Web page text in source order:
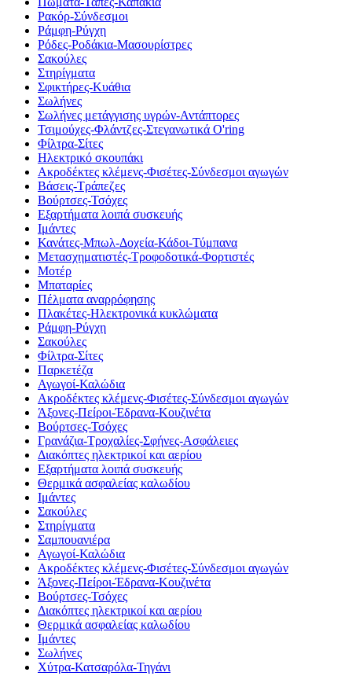
Ρακόρ-Σύνδεσμοι
Ράμφη-Ρύγχη
Ρόδες-Ροδάκια-Μασουρίστρες
Σακούλες
Στηρίγματα
Σφικτήρες-Κυάθια
Σωλήνες
Σωλήνες μετάγγισης υγρών-Αντάπτορες
Τσιμούχες-Φλάντζες-Στεγανωτικά O'ring
Φίλτρα-Σίτες
Ηλεκτρικό σκουπάκι
Ακροδέκτες κλέμενς-Φισέτες-Σύνδεσμοι αγωγών
Βάσεις-Τράπεζες
Βούρτσες-Τσόχες
Εξαρτήματα λοιπά συσκευής
Ιμάντες
Κανάτες-Μπωλ-Δοχεία-Κάδοι-Τύμπανα
Μετασχηματιστές-Τροφοδοτικά-Φορτιστές
Μοτέρ
Μπαταρίες
Πέλματα αναρρόφησης
Πλακέτες-Ηλεκτρονικά κυκλώματα
Ράμφη-Ρύγχη
Σακούλες
Φίλτρα-Σίτες
Παρκετέζα
Αγωγοί-Καλώδια
Ακροδέκτες κλέμενς-Φισέτες-Σύνδεσμοι αγωγών
Άξονες-Πείροι-Έδρανα-Κουζινέτα
Βούρτσες-Τσόχες
Γρανάζια-Τροχαλίες-Σφήνες-Ασφάλειες
Διακόπτες ηλεκτρικοί και αερίου
Εξαρτήματα λοιπά συσκευής
Θερμικά ασφαλείας καλωδίου
Ιμάντες
Σακούλες
Στηρίγματα
Σαμπουανιέρα
Αγωγοί-Καλώδια
Ακροδέκτες κλέμενς-Φισέτες-Σύνδεσμοι αγωγών
Άξονες-Πείροι-Έδρανα-Κουζινέτα
Βούρτσες-Τσόχες
Διακόπτες ηλεκτρικοί και αερίου
Θερμικά ασφαλείας καλωδίου
Ιμάντες
Σωλήνες
Χύτρα-Κατσαρόλα-Τηγάνι